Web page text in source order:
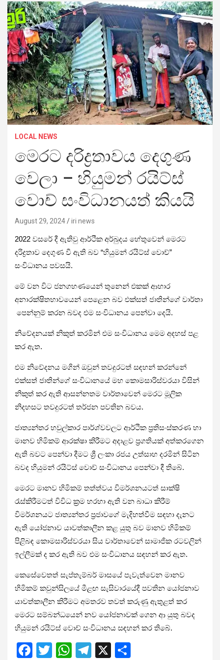
LOCAL NEWS
මෙරට දරිද්‍රතාවය දෙගුණ
වෙලා – හියුමන් රයිට්ස්
වොච් සංවිධානයත් කියයි
August 29, 2024 iri news
2022 වසරේ දී ඇතිවු ආර්ථික අර්බුදය හේතුවෙන් මෙරට
දරිද්‍රතාව දෙගුණ වී ඇති බව “හියුමන් රයිට්ස් වොච්”
සංවිධානය පවසයි.
මේ වන විට ජනගහණයෙන් තුනෙන් එකක් ආහාර
අනාරක්ෂිතභාවයෙන් පෙළෙන බව එක්සත් ජාතින්ගේ වාර්තා
පෙන්නුම් කරන බවද එම සංවිධානය පෙන්වා දෙයි.
නිවේදනයක් නිකුත් කරමින් එම සංවිධානය මෙම අදහස් පළ
කර ඇත.
එම නිවේදනය මගින් ඔවුන් තවදුරටත් සඳහන් කරන්නේ
එක්සත් ජාතින්ගේ සංවිධානයේ මහ කොමසාරිස්වරයා විසින්
නිකුත් කර ඇති ආසන්නතම වාර්තාවෙන් මෙරට මූලික
නිදහසට තවදුරටත් තර්ජන පවතින බවය.
ජාත්‍යන්තර හවුල්කාර පාර්ශ්වවලට ආර්ථික ප්‍රතිසංස්කරණ හා
මානව හිමිකම් ආරක්ෂා කිරීමට අදාළව ප්‍රගතියක් අත්කරගෙන
ඇති බවට පෙන්වා දීමට ශ්‍රී ලංකා රජය උත්සාහ දරමින් සිටින
බවද හියුමන් රයිට්ස් වොච් සංවිධානය පෙන්වා දී තිබේ.
මෙරට මානව හිමිකම් තත්ත්වය විමර්ශනයටත් සාක්ෂි
රැස්කිරීමටත් විවිධ ක්‍රම හරහා ඇති වන බාධා කිරීම්
විමර්ශනයට ජාත්‍යන්තර ප්‍රජාවගේ මැදිහත්වීම සඳහා දැනට
ඇති යෝජනාව යාවත්කාලීන කළ යුතු බව මානව හිමිකම්
පිළිබඳ කොමසාරිස්වරයා සිය වාර්තාවෙන් සාමාජික රටවලින්
ඉල්ලීමක් ද කර ඇති බව එම සංවිධානය සඳහන් කර ඇත.
කෙසේවෙතත් සැප්තැම්බර් මාසයේ පැවැත්වෙන මානව
හිමිකම් කවුන්සිලයේ මීළඟ සැසිවාරයේදී පවතින යෝජනාව
යාවත්කාලීන කිරීමට අමතරව තවත් කරුණු ඇතුළත් කර
මෙරට සම්බන්ධයෙන් නව යෝජනාවක් ගෙන ආ යුතු බවද
හියුමන් රයිට්ස් වොච් සංවිධානය සඳහන් කර තිබේ.
F
T
W T
X